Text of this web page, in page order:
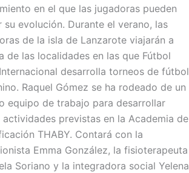
en el que las jugadoras pueden
su evolución. Durante el verano, las
de la isla de Lanzarote viajarán a
de las localidades en las que Fútbol
desarrolla torneos de fútbol
Raquel Gómez se ha rodeado de un
equipo de trabajo para desarrollar
previstas en la Academia de
THABY. Contará con la
Emma González, la fisioterapeuta
Soriano y la integradora social Yelena